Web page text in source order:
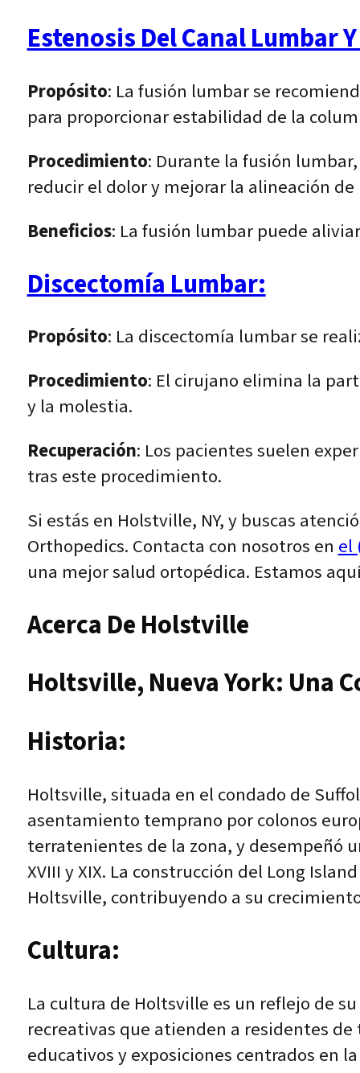
Estenosis Del Canal Lumbar
Propósito: La fusión lumbar se
para proporcionar estabilidad de la
Procedimiento: Durante la fusión
reducir el dolor y mejorar la alineación
Beneficios: La fusión lumbar puede
Discectomía Lumbar:
Propósito: La discectomía lumbar se
Procedimiento: El cirujano elimina la
y la molestia.
Recuperación: Los pacientes suelen
tras este procedimiento.
Si estás en Holstville, NY, y buscas
Orthopedics. Contacta con nosotros en el
una mejor salud ortopédica. Estamos
Acerca De Holstville
Holtsville, Nueva York: Una
Historia:
Holtsville, situada en el condado de
asentamiento temprano por colonos
terratenientes de la zona, y desempeñó
XVIII y XIX. La construcción del Long
Holtsville, contribuyendo a su
Cultura:
La cultura de Holtsville es un reflejo de
recreativas que atienden a residentes
educativos y exposiciones centrados en